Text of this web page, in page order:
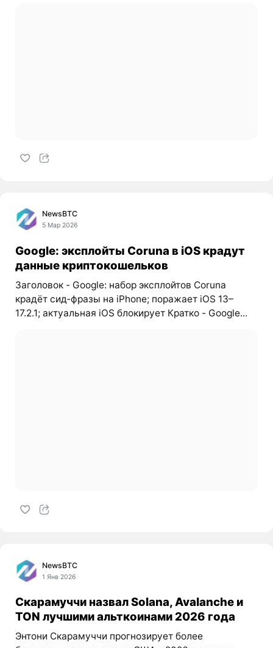
NewsBTC
5 Мар 2026
Google: эксплойты Coruna в iOS крадут
данные криптокошельков
Заголовок - Google: набор эксплойтов Coruna
крадёт сид‑фразы на iPhone; поражает iOS 13–
17.2.1; актуальная iOS блокирует Кратко - Google...
NewsBTC
1 Янв 2026
Скарамуччи назвал Solana, Avalanche и
TON лучшими альткоинами 2026 года
Энтони Скарамуччи прогнозирует более